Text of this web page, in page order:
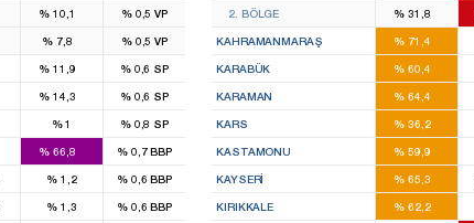
% 10,1 %0,5VP
% 7,8 %0,5VP
% 11,9 %0,6 SP
% 14,3 %0,6 SP
%1 %0,8 SP
% 66,8 %0,7BBP
% 1,2 %0,6BBP
% 1,3 %0,6BBP
1
2. BÖLGE % 31,8
KAHRAMANMARAŞ % 71,4
KARABÜK % 60,4
KARAMAN % 64,4
KARS % 36,2
KASTAMONU % 59,9
KAYSERI % 65,3
KIRIKKALE % 62,2